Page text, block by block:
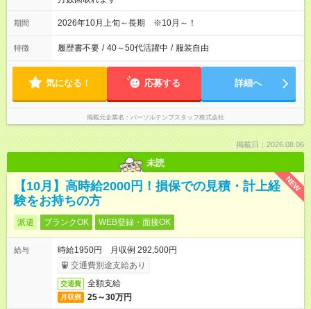
期間 2026年10月上旬～長期 ※10月～！
特徴 履歴書不要 / 40～50代活躍中 / 服装自由
気になる！ 応募する 詳細へ
掲載元企業名 パーソルテンプスタッフ株式会社
掲載日：2026.08.06
未読
NEW
【10月】高時給2000円！損保での見積・計上経
験をお持ちの方
派遣 ブランクOK WEB登録・面接OK
給与
時給1950円 月収例 292,500円
交通費別途支給あり
交通費 全額支給
月収例 25～30万円